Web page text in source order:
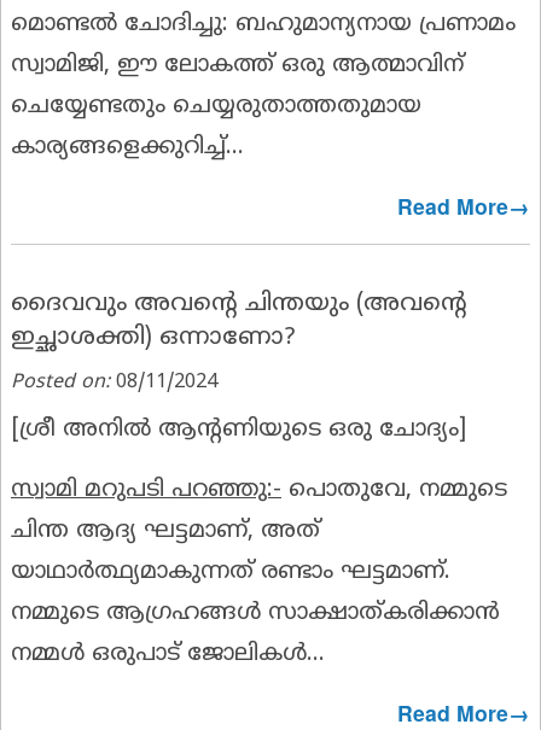
മൊണ്ടൽ ചോദിച്ചു: ബഹുമാന്യനായ പ്രണാമം
സ്വാമിജി, ഈ ലോകത്ത് ഒരു ആത്മാവിന്
ചെയ്യേണ്ടതും ചെയ്യരുതാത്തതുമായ
കാര്യങ്ങളെക്കുറിച്ച്...
Read More→
ദൈവവും അവൻ്റെ ചിന്തയും (അവൻ്റെ
ഇച്ഛാശക്തി) ഒന്നാണോ?
Posted on: 08/11/2024
[ശ്രീ അനിൽ ആൻ്റണിയുടെ ഒരു ചോദ്യം]
സ്വാമി മറുപടി പറഞ്ഞു:- പൊതുവേ, നമ്മുടെ
ചിന്ത ആദ്യ ഘട്ടമാണ്, അത്
യാഥാർത്ഥ്യമാകുന്നത് രണ്ടാം ഘട്ടമാണ്.
നമ്മുടെ ആഗ്രഹങ്ങൾ സാക്ഷാത്കരിക്കാൻ
നമ്മൾ ഒരുപാട് ജോലികൾ...
Read More→